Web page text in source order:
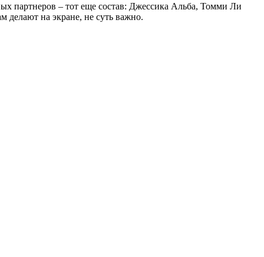
партнеров – тот еще состав: Джессика Альба, Томми Ли
делают на экране, не суть важно.